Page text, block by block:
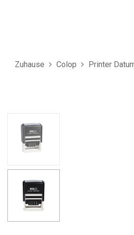
Zuhause Colop Printer